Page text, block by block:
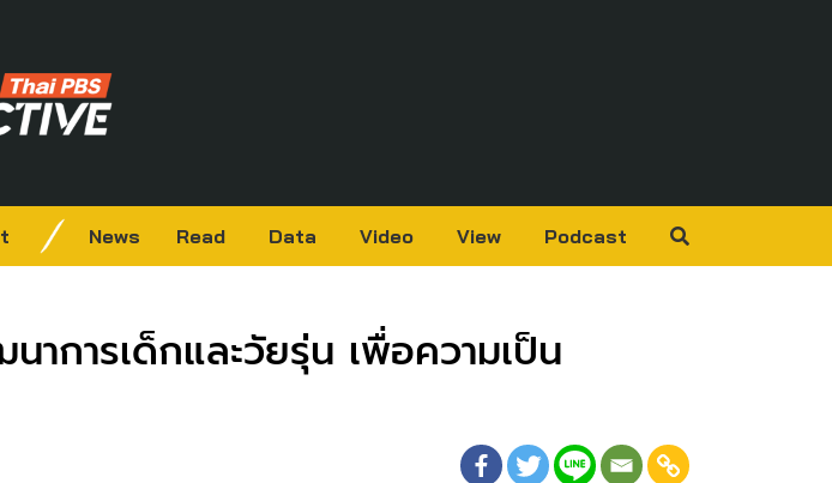
News Read Data Video View Podcast
การเด็กและวัยรุ่น เพื่อความเป็น